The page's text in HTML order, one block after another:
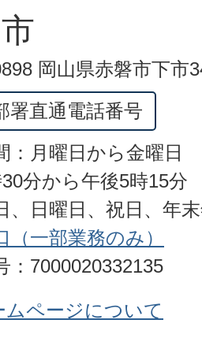
岡山県赤磐市下市
署直通電話番号
：月曜日から金曜日
分から午後5時15分
、日曜日、祝日、年
（一部業務のみ）
：7000020332135
ムページについて